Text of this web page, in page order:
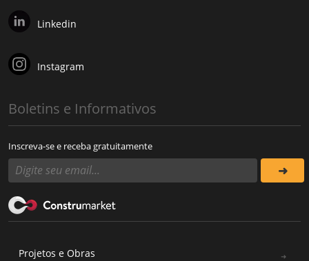
Linkedin
Instagram
Boletins e Informativos
Inscreva-se e receba gratuitamente
Projetos e Obras